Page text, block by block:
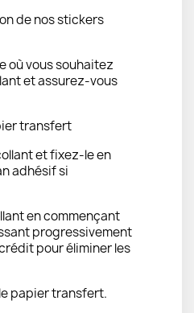
de nos stickers
où vous souhaitez
et assurez-vous
transfert
et fixez-le en
adhésif si
en commençant
progressivement
pour éliminer les
papier transfert.